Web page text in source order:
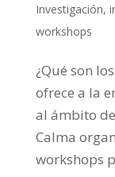
Investigación,
workshops
¿Qué son
ofrece a la
al ámbito
Calma
workshops